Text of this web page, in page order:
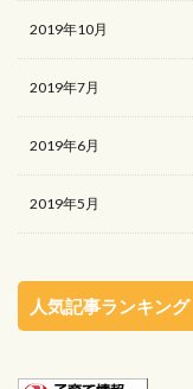
2019年10月
2019年7月
2019年6月
2019年5月
人気記事ランキング